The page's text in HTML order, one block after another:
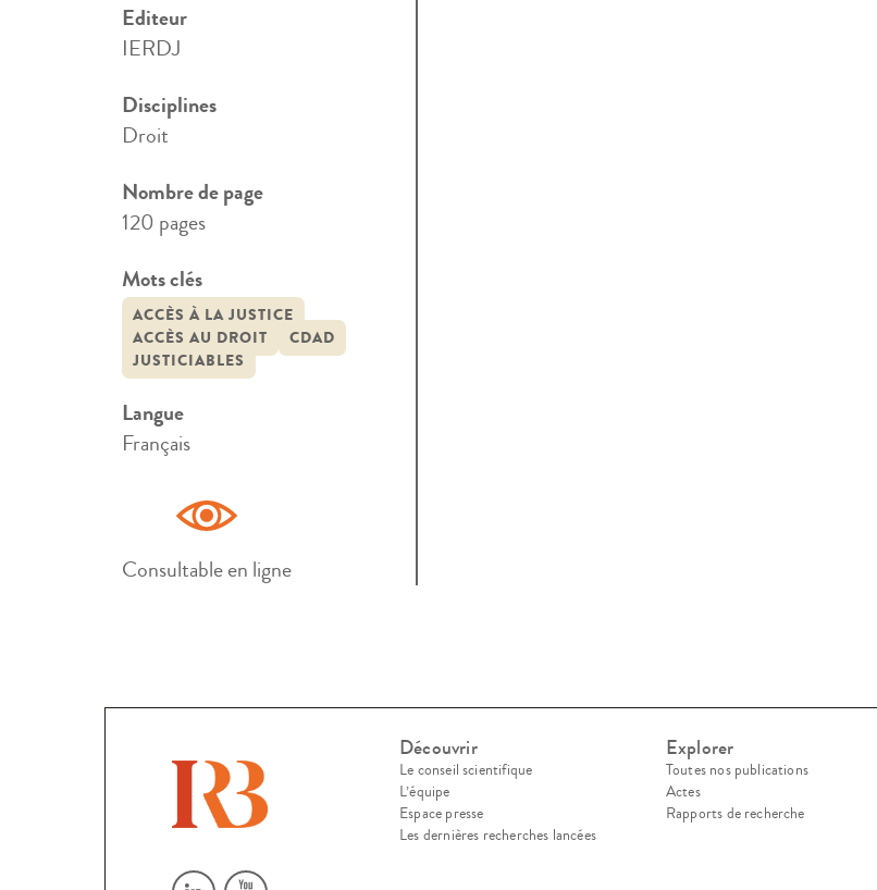
Editeur
IERDJ
Disciplines
Droit
Nombre de page
120 pages
Mots clés
ACCÈS À LA JUSTICE
ACCÈS AU DROIT
CDAD
JUSTICIABLES
Langue
Français
Consultable en ligne
Découvrir
Le conseil scientifique
L’équipe
Espace presse
Les dernières recherches lancées
Explorer
Toutes nos publications
Actes
Rapports de recherche